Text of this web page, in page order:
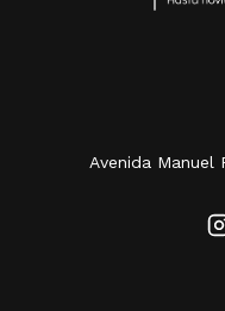
Avenida Manuel